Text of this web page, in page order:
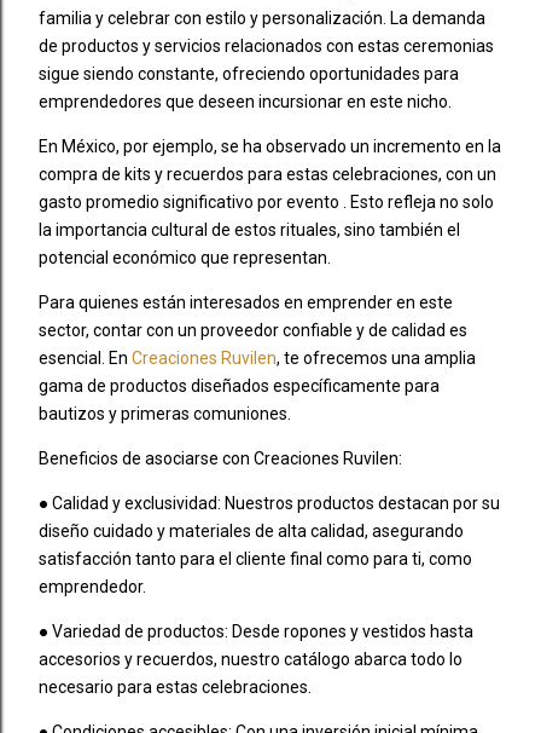
familia y celebrar con estilo y personalización. La demanda
de productos y servicios relacionados con estas ceremonias
sigue siendo constante, ofreciendo oportunidades para
emprendedores que deseen incursionar en este nicho.
En México, por ejemplo, se ha observado un incremento en la
compra de kits y recuerdos para estas celebraciones, con un
gasto promedio significativo por evento . Esto refleja no solo
la importancia cultural de estos rituales, sino también el
potencial económico que representan.
Para quienes están interesados en emprender en este
sector, contar con un proveedor confiable y de calidad es
esencial. En Creaciones Ruvilen, te ofrecemos una amplia
gama de productos diseñados específicamente para
bautizos y primeras comuniones.
Beneficios de asociarse con Creaciones Ruvilen:
● Calidad y exclusividad: Nuestros productos destacan por su
diseño cuidado y materiales de alta calidad, asegurando
satisfacción tanto para el cliente final como para ti, como
emprendedor.
● Variedad de productos: Desde ropones y vestidos hasta
accesorios y recuerdos, nuestro catálogo abarca todo lo
necesario para estas celebraciones.